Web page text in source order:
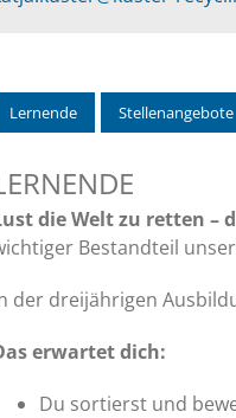
Lernende Stellenangebote
die Welt zu retten –
Bestandteil
der dreijährigen
erwartet dich:
Du sortierst und